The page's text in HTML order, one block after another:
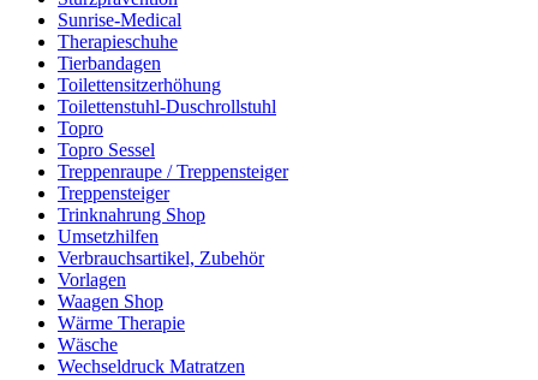
Sunrise-Medical
Therapieschuhe
Tierbandagen
Toilettensitzerhöhung
Toilettenstuhl-Duschrollstuhl
Topro
Topro Sessel
Treppenraupe / Treppensteiger
Treppensteiger
Trinknahrung Shop
Umsetzhilfen
Verbrauchsartikel, Zubehör
Vorlagen
Waagen Shop
Wärme Therapie
Wäsche
Wechseldruck Matratzen